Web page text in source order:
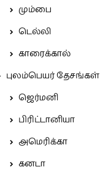
மும்பை
டெல்லி
காரைக்கால்
புலம்பெயர் தேசங்கள்
ஜெர்மனி
பிரிட்டானியா
அமெரிக்கா
கனடா